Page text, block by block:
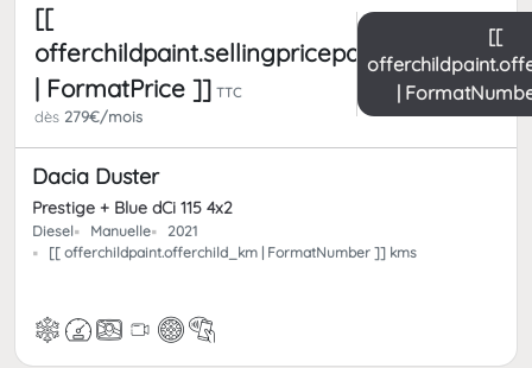
[[
offerchildpaint.sellingpricepart_ttc
| FormatPrice ]] TTC
dès 279€/mois
[[
|
Dacia Duster
Prestige + Blue dCi 115 4x2
Diesel Manuelle
2021
[[ offerchildpaint.offerchild_km | FormatNumber ]] kms